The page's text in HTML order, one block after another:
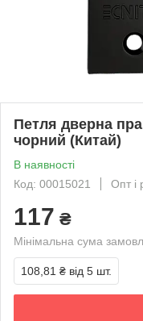
Петля дверна
чорний (Китай)
В наявності
Код: 00015021
Опт і
117 ₴
Мінімальна сума
108,81 ₴ від 5 шт.